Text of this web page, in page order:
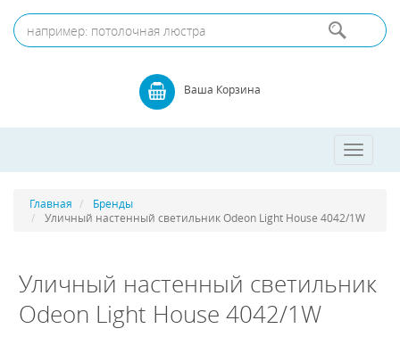
Ваша Корзина
Toggle
Главная
Бренды
Уличный настенный светильник Odeon Light House 4042/1W
Уличный настенный светильник
Odeon Light House 4042/1W